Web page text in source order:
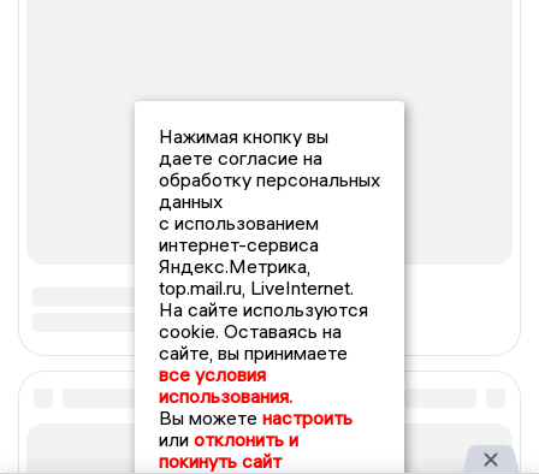
Нажимая кнопку вы
даете согласие на
обработку персональных
данных
с использованием
интернет-сервиса
Яндекс.Метрика,
top.mail.ru, LiveInternet.
На сайте используются
cookie. Оставаясь на
сайте, вы принимаете
все условия
использования.
Вы можете настроить
или отклонить и
покинуть сайт